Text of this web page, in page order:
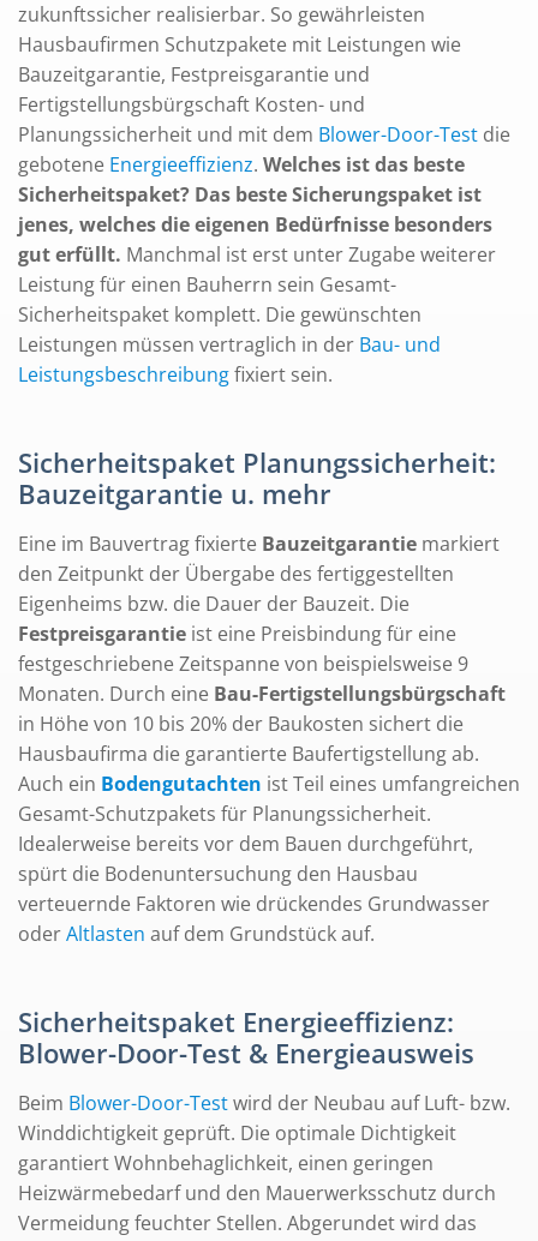
zukunftssicher realisierbar. So gewährleisten
Hausbaufirmen Schutzpakete mit Leistungen wie
Bauzeitgarantie, Festpreisgarantie und
Fertigstellungsbürgschaft Kosten- und
Planungssicherheit und mit dem Blower-Door-Test die
gebotene Energieeffizienz. Welches ist das beste
Sicherheitspaket? Das beste Sicherungspaket ist
jenes, welches die eigenen Bedürfnisse besonders
gut erfüllt. Manchmal ist erst unter Zugabe weiterer
Leistung für einen Bauherrn sein Gesamt-
Sicherheitspaket komplett. Die gewünschten
Leistungen müssen vertraglich in der Bau- und
Leistungsbeschreibungfixiert sein.
Sicherheitspaket Planungssicherheit:
Bauzeitgarantie u. mehr
Eine im Bauvertrag fixierte Bauzeitgarantie markiert
den Zeitpunkt der Übergabe des fertiggestellten
Eigenheims bzw. die Dauer der Bauzeit. Die
Festpreisgarantie ist eine Preisbindung für eine
festgeschriebene Zeitspanne von beispielsweise 9
Monaten. Durch eine Bau-Fertigstellungsbürgschaft
in Höhe von 10 bis 20% der Baukosten sichert die
Hausbaufirma die garantierte Baufertigstellung ab.
Auch ein Bodengutachten ist Teil eines umfangreichen
Gesamt-Schutzpakets für Planungssicherheit.
Idealerweise bereits vor dem Bauen durchgeführt,
spürt die Bodenuntersuchung den Hausbau
verteuernde Faktoren wie drückendes Grundwasser
oderAltlasten auf dem Grundstück auf.
Sicherheitspaket Energieeffizienz:
Blower-Door-Test & Energieausweis
Beim Blower-Door-Testwird der Neubau auf Luft- bzw.
Winddichtigkeit geprüft. Die optimale Dichtigkeit
garantiert Wohnbehaglichkeit, einen geringen
Heizwärmebedarf und den Mauerwerksschutz durch
Vermeidung feuchter Stellen. Abgerundet wird das